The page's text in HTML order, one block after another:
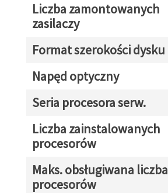
Liczba zamontowanych
zasilaczy
Format szerokości dysku
Napęd optyczny
Seria procesora serw.
Liczba zainstalowanych
procesorów
Maks. obsługiwana liczba
procesorów